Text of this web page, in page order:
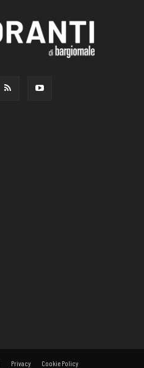
Privacy Cookie Policy